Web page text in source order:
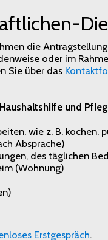
die
oder im
Sie über das
und
wie z. B. kochen,
Absprache)
des täglichen
(Wohnung)
Erstgespräch.